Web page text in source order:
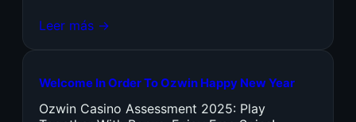
Leer más →
Welcome In Order To Ozwin Happy New Year
Ozwin Casino Assessment 2025: Play